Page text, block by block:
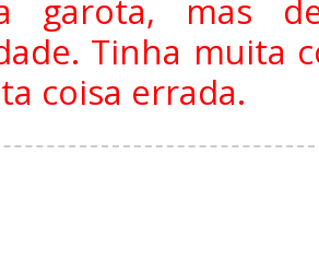
garota, mas
Tinha muita
coisa errada.